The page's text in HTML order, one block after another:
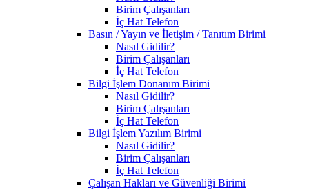
Birim Çalışanları
İç Hat Telefon
Basın / Yayın ve İletişim / Tanıtım Birimi
Nasıl Gidilir?
Birim Çalışanları
İç Hat Telefon
Bilgi İşlem Donanım Birimi
Nasıl Gidilir?
Birim Çalışanları
İç Hat Telefon
Bilgi İşlem Yazılım Birimi
Nasıl Gidilir?
Birim Çalışanları
İç Hat Telefon
Çalışan Hakları ve Güvenliği Birimi